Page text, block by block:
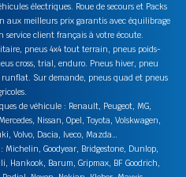
électriques. Roue de secours et Packs
aux meilleurs prix garantis avec équilibrage
service client français à votre écoute.
pneus 4x4 tout terrain, pneus poids-
cross, trial, enduro. Pneus hiver, pneu
runflat. Sur demande, pneus quad et pneus
de véhicule : Renault, Peugeot, MG,
Nissan, Opel, Toyota, Volskwagen,
Volvo, Dacia, Iveco, Mazda…
Goodyear, Bridgestone, Dunlop,
Hankook, Barum, Gripmax, BF Goodrich,